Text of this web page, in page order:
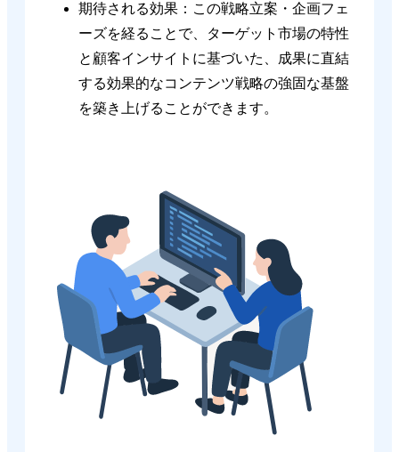
期待される効果：この戦略立案・企画フェ
ーズを経ることで、ターゲット市場の特性
と顧客インサイトに基づいた、成果に直結
する効果的なコンテンツ戦略の強固な基盤
を築き上げることができます。